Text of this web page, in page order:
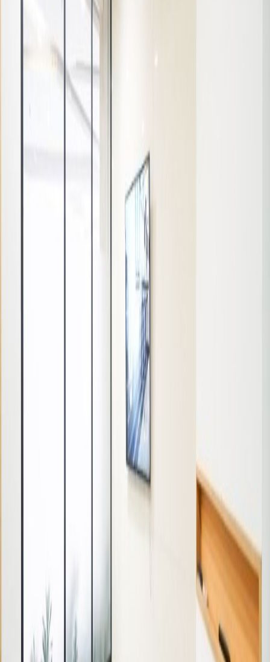
Ruang kantor
Ruang praktis untuk tim segala ukuran
Harga berdasarkan permintaan
Meja kerja bersama
Harga berdasarkan permintaan
This centre is strategically located on the
Jalan bypass Ngurah Rai and is surrounded by
a multitude of different businesses from all
kinds of sectors. In the local vicinity there are
plenty of shops, eateries and banks as well as
2nd Floor, Unit No. 1-4.2/A & 23-26.2/B Benoa,
Square Building Jl. Bypass Ngurah Rai No. 21 A
Park 23 Bali Mall, 3rd Floor, Jl. Kediri, Tuban, Kuta,
p/bulan
Jl. Prof Moh Yamin No.7 Sumerta Keod,
Denpasar Timur Renon Landmark, 80226
p/bulan
23rd Floor, Pakuwon Centre, Jl. Embong Malang
No.1-5, Kedungdoro, 60261
p/bulan
Ruang Kantor Terdekat
Ruang Kantor
Ruang
Ruang Kantor Balikpapan
Ruang Kerja Bersama Terdekat
Ruang Kerja
Bersama Yogyakarta
Ruang Kerja Bersama
Semarang
Makassar
Ruang Kerja Bersama Balikpapan
Tautan cepat Lokasi Kantor Populer